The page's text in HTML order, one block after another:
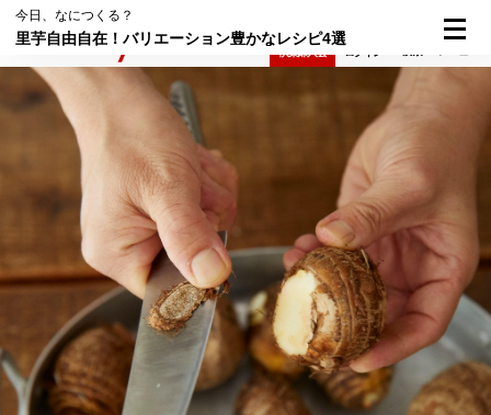
今日、なにつくる？
里芋自由自在！バリエーション豊かなレシピ4選